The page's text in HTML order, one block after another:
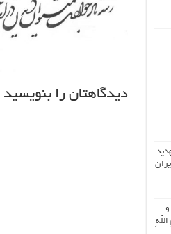
دیدگاهتان را بنویسید